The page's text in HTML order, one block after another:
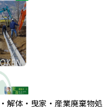
解体・曳家・産業廃棄物処